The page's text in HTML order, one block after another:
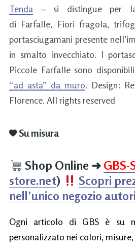
Tenda – si distingue per la
di Farfalle, Fiori fragola,
portasciugamani presente
in smalto invecchiato. I
Piccole Farfalle sono
“ad asta” da muro. Design:
Florence. All rights reserved
Su misura
Shop Online ➜ GBS-
store.net)
Scopri
nell’unico negozio
Ogni articolo di GBS è su
personalizzato nei colori,